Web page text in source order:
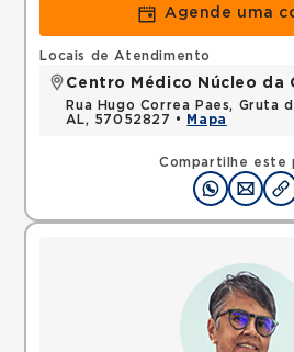
Agende uma
Compartilhe este
Locais de Atendimento
Centro Médico Núcleo da
Rua Hugo Correa Paes, Gruta
AL, 57052827 •
Mapa